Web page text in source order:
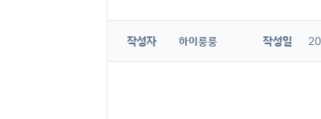
작성자 하이룽룽 작성일